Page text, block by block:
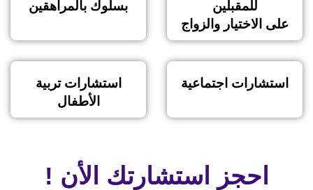
للمقبلين
على الاختيار والزواج
بسلوك بالمراهقين
استشارات اجتماعية
استشارات تربية
الأطفال
احجز استشارتك الأن !